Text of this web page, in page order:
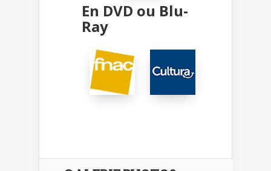
En DVD ou Blu-
Ray